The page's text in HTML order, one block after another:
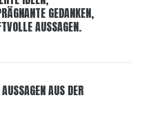
GEDANKEN,
AUSSAGEN.
AUS DER